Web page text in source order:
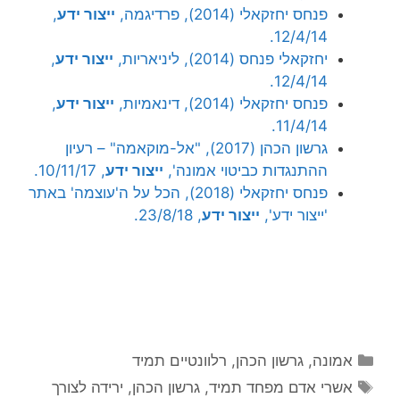
פנחס יחזקאלי (2014), פרדיגמה,
ייצור ידע,
12/4/14.
יחזקאלי פנחס (2014), ליניאריות,
ייצור ידע,
12/4/14.
פנחס יחזקאלי (2014), דינאמיות,
ייצור ידע,
11/4/14.
גרשון הכהן (2017), "אל-מוקאמה" – רעיון
ההתנגדות כביטוי אמונה', ייצור ידע, 10/11/17.
פנחס יחזקאלי (2018), הכל על ה'עוצמה' באתר
'ייצור ידע', ייצור ידע, 23/8/18.
קטגוריות
אמונה,גרשון הכהן, רלוונטיים תמיד
תגיות
אשרי אדם מפחד תמיד,גרשון הכהן, ירידה לצורך